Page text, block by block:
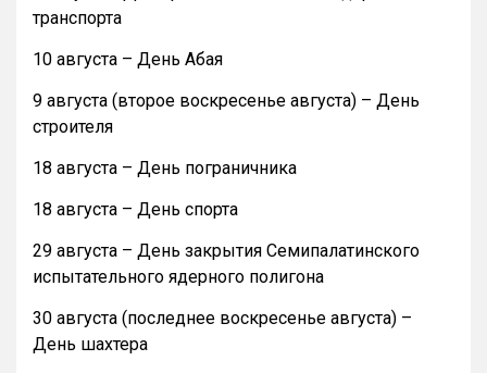
транспорта
10 августа – День Абая
9 августа (второе воскресенье августа) – День
строителя
18 августа – День пограничника
18 августа – День спорта
29 августа – День закрытия Семипалатинского
испытательного ядерного полигона
30 августа (последнее воскресенье августа) –
День шахтера